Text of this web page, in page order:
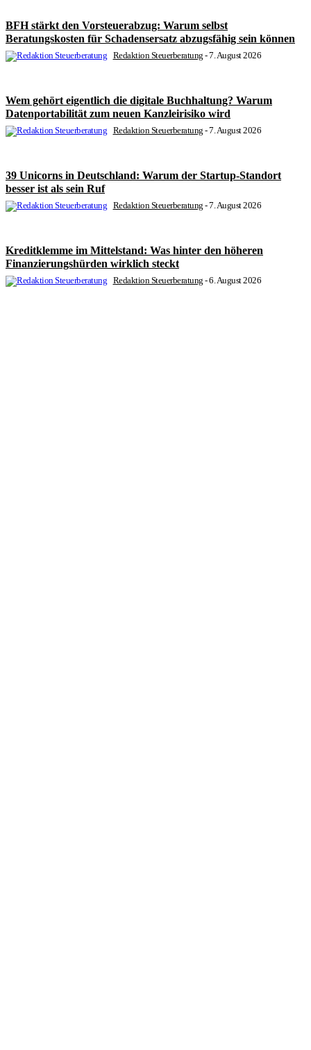
BFH stärkt den Vorsteuerabzug: Warum selbst
Beratungskosten für Schadensersatz abzugsfähig sein können
Redaktion Steuerberatung -7. August 2026
Wem gehört eigentlich die digitale Buchhaltung? Warum
Datenportabilität zum neuen Kanzleirisiko wird
Redaktion Steuerberatung -7. August 2026
39 Unicorns in Deutschland: Warum der Startup-Standort
besser ist als sein Ruf
Redaktion Steuerberatung -7. August 2026
Kreditklemme im Mittelstand: Was hinter den höheren
Finanzierungshürden wirklich steckt
Redaktion Steuerberatung -6. August 2026